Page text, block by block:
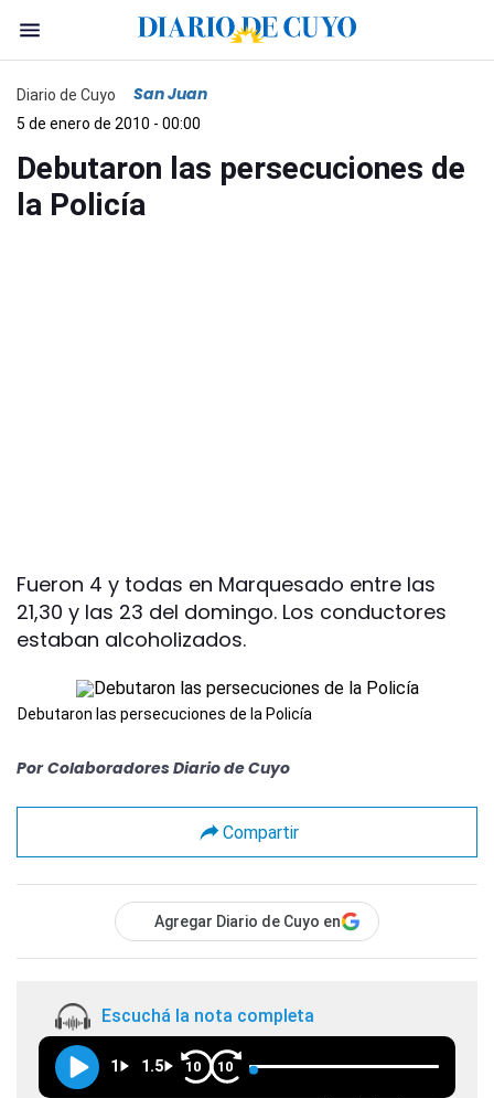
Diario de Cuyo San Juan
5 de enero de 2010 - 00:00
Debutaron las persecuciones de
la Policía
Fueron 4 y todas en Marquesado entre las
21,30 y las 23 del domingo. Los conductores
estaban alcoholizados.
Debutaron las persecuciones de la Policía
Por Colaboradores Diario de Cuyo
Compartir
Agregar Diario de Cuyo en
Escuchá la nota completa
1 1.5 10 10